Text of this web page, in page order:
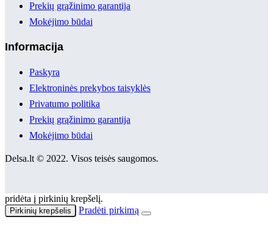
Prekių grąžinimo garantija
Mokėjimo būdai
Informacija
Paskyra
Elektroninės prekybos taisyklės
Privatumo politika
Prekių grąžinimo garantija
Mokėjimo būdai
Delsa.lt © 2022. Visos teisės saugomos.
pridėta į pirkinių krepšelį.
Pirkinių krepšelis Pradėti pirkimą